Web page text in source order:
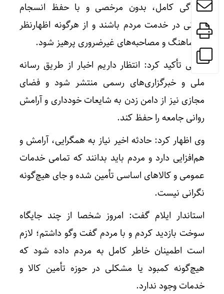
آمادگی کامل، بدون مرخصی و با حفظ انسجام
درونی در خدمت مردم باشند و از هرگونه اظهارنظر
ناهماهنگ و مصاحبه‌های غیرضروری پرهیز شود.
کرمی تأکید کرد: انتظار داریم اخبار از طریق رسانه
ملی و خبرگزاری‌های رسمی منتشر شود و فضای
مجازی نیز از دامن زدن به شایعات خودداری و آرامش
روانی جامعه را حفظ کند.
وی اظهار کرد: حادثه اخیر نیاز به همگرایی، آرامش و
هم‌افزایی دارد و مردم باید بدانند که تمامی خدمات
عمومی و کالاهای اساسی تأمین شده و جای هیچ‌گونه
نگرانی نیست.
استاندار ایلام گفت: امروز شخصا از چند جایگاه
سوخت بازدید کردم و با مردم گفت وگو داشتم؛ لازم
است اطمینان خاطر کامل به مردم داده شود که
هیچ‌گونه کمبود یا مشکلی در حوزه تأمین کالا و
خدمات وجود ندارد.